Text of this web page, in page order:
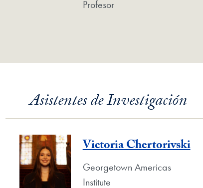
Profesor
Asistentes de Investigación
Victoria Chertorivski
Georgetown Americas
Institute